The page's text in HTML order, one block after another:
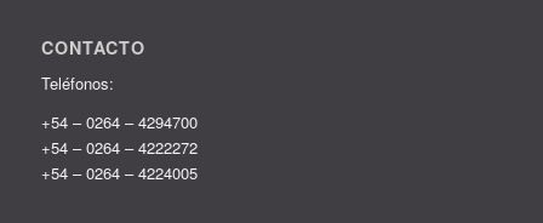
CONTACTO
Teléfonos:
+54 – 0264 – 4294700
+54 – 0264 – 4222272
+54 – 0264 – 4224005